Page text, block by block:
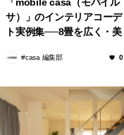
サ）」のインテリアコー
ト実例集──8畳を広く・
#casa 編集部 0